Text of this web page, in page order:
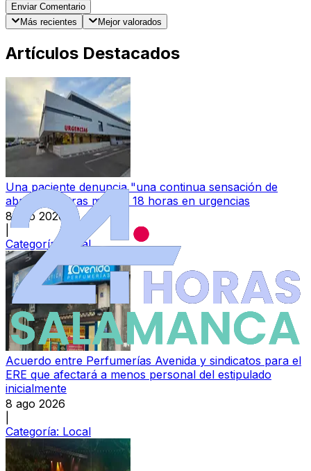
Enviar Comentario
Más recientes
Mejor valorados
Artículos Destacados
Una paciente denuncia "una continua sensación de
abandono" tras más de 18 horas en urgencias
8 ago 2026
Categoría:
Local
Acuerdo entre Perfumerías Avenida y sindicatos para el
ERE que afectará a menos personal del estipulado
inicialmente
8 ago 2026
Categoría: Local